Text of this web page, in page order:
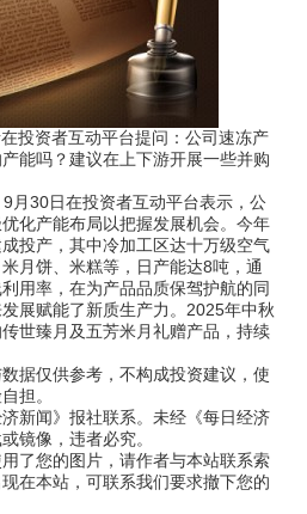
资者互动平台提问：公司速冻产
能吗？建议在上下游开展一些并购
30日在投资者互动平台表示，公
化产能布局以把握发展机会。今年
投产，其中冷加工区达十万级空气
月饼、米糕等，日产能达8吨，通
用率，在为产品品质保驾护航的同
展赋能了新质生产力。2025年中秋
世臻月及五芳米月礼赠产品，持续
仅供参考，不构成投资建议，使
担。
闻》报社联系。未经《每日经济
镜像，违者必究。
您的图片，请作者与本站联系索
在本站，可联系我们要求撤下您的